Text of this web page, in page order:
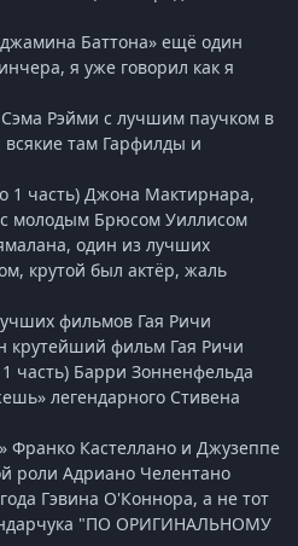
Баттона» ещё один
я уже говорил как я
Сэма Рэйми с лучшим паучком в
там Гарфилды и
1 часть) Джона Мактирнара,
молодым Брюсом Уиллисом
один из лучших
крутой был актёр, жаль
фильмов Гая Ричи
фильм Гая Ричи
часть) Барри Зонненфельда
легендарного Стивена
Франко Кастеллано и Джузеппе
роли Адриано Челентано
Гэвина О'Коннора, а не тот
"ПО ОРИГИНАЛЬНОМУ